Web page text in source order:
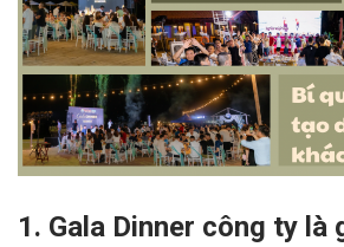
1. Gala Dinner công ty là